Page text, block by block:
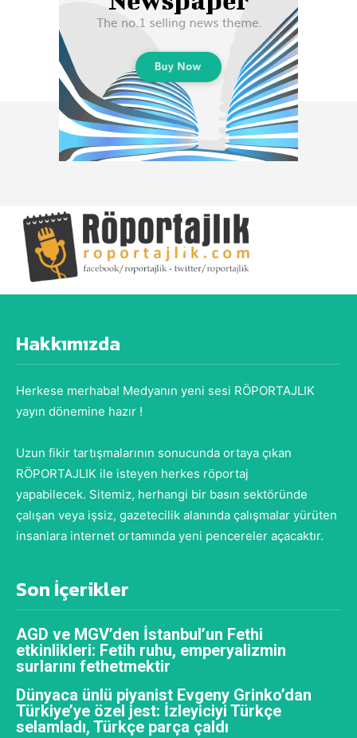
Hakkımızda
Herkese merhaba! Medyanın yeni sesi RÖPORTAJLIK
yayın dönemine hazır !
Uzun fikir tartışmalarının sonucunda ortaya çıkan
RÖPORTAJLIK ile isteyen herkes röportaj
yapabilecek. Sitemiz, herhangi bir basın sektöründe
çalışan veya işsiz, gazetecilik alanında çalışmalar yürüten
insanlara internet ortamında yeni pencereler açacaktır.
Son İçerikler
AGD ve MGV’den İstanbul’un Fethi
etkinlikleri: Fetih ruhu, emperyalizmin
surlarını fethetmektir
Dünyaca ünlü piyanist Evgeny Grinko’dan
Türkiye’ye özel jest: İzleyiciyi Türkçe
selamladı, Türkçe parça çaldı